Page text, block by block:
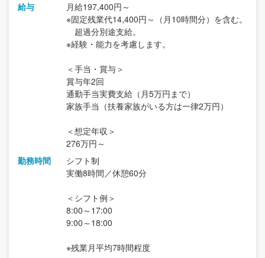
給与
月給197,400円～
※固定残業代14,400円～（月10時間分）を含む。
超過分別途支給。
※経験・能力を考慮します。
＜手当・賞与＞
賞与年2回
通勤手当実費支給（月5万円まで）
家族手当（扶養家族がいる方は一律2万円）
＜想定年収＞
276万円～
勤務時間
シフト制
実働8時間／休憩60分
＜シフト例＞
8:00～17:00
9:00～18:00
※残業月平均7時間程度